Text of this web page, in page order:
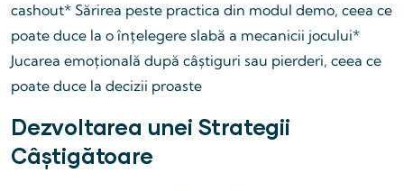
cashout* Sărirea peste practica din modul demo, ceea ce
poate duce la o înțelegere slabă a mecanicii jocului*
Jucarea emoțională după câștiguri sau pierderi, ceea ce
poate duce la decizii proaste
Dezvoltarea unei Strategii
Câștigătoare